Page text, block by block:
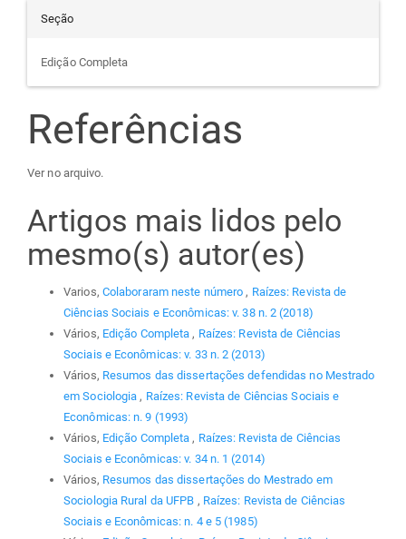
Seção
Edição Completa
Referências
Ver no arquivo.
Artigos mais lidos pelo
mesmo(s) autor(es)
Varios, Colaboraram neste número, Raízes: Revista de
Ciências Sociais e Econômicas: v. 38 n. 2 (2018)
Vários, Edição Completa, Raízes: Revista de Ciências
Sociais e Econômicas: v. 33 n. 2 (2013)
Vários, Resumos das dissertações defendidas no Mestrado
em Sociologia, Raízes: Revista de Ciências Sociais e
Econômicas: n. 9 (1993)
Vários, Edição Completa, Raízes: Revista de Ciências
Sociais e Econômicas: v. 34 n. 1 (2014)
Vários, Resumos das dissertações do Mestrado em
Sociologia Rural da UFPB , Raízes: Revista de Ciências
Sociais e Econômicas: n. 4 e 5 (1985)